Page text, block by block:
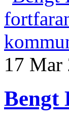
17 Mar
Bengt